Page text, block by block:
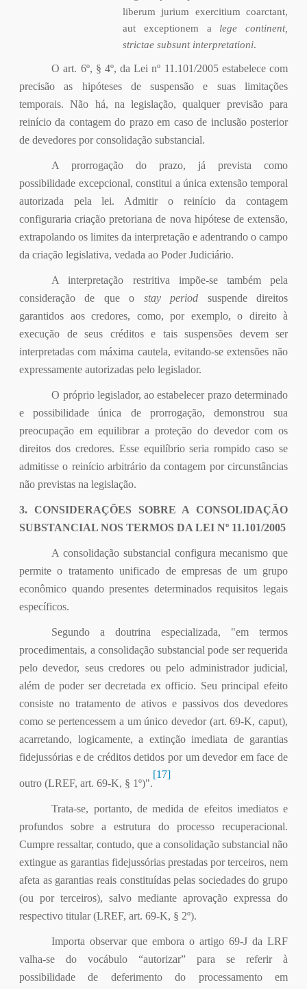
liberum jurium exercitium coarctant,
aut exceptionem a lege continent,
strictae subsunt interpretationi.
O art. 6º, § 4º, da Lei nº 11.101/2005 estabelece com
precisão as hipóteses de suspensão e suas limitações
temporais. Não há, na legislação, qualquer previsão para
reinício da contagem do prazo em caso de inclusão posterior
de devedores por consolidação substancial.
A prorrogação do prazo, já prevista como
possibilidade excepcional, constitui a única extensão temporal
autorizada pela lei. Admitir o reinício da contagem
configuraria criação pretoriana de nova hipótese de extensão,
extrapolando os limites da interpretação e adentrando o campo
da criação legislativa, vedada ao Poder Judiciário.
A interpretação restritiva impõe-se também pela
consideração de que o stay period suspende direitos
garantidos aos credores, como, por exemplo, o direito à
execução de seus créditos e tais suspensões devem ser
interpretadas com máxima cautela, evitando-se extensões não
expressamente autorizadas pelo legislador.
O próprio legislador, ao estabelecer prazo determinado
e possibilidade única de prorrogação, demonstrou sua
preocupação em equilibrar a proteção do devedor com os
direitos dos credores. Esse equilíbrio seria rompido caso se
admitisse o reinício arbitrário da contagem por circunstâncias
não previstas na legislação.
3. CONSIDERAÇÕES SOBRE A CONSOLIDAÇÃO
SUBSTANCIAL NOS TERMOS DA LEI Nº 11.101/2005
A consolidação substancial configura mecanismo que
permite o tratamento unificado de empresas de um grupo
econômico quando presentes determinados requisitos legais
específicos.
Segundo a doutrina especializada, "em termos
procedimentais, a consolidação substancial pode ser requerida
pelo devedor, seus credores ou pelo administrador judicial,
além de poder ser decretada ex officio. Seu principal efeito
consiste no tratamento de ativos e passivos dos devedores
como se pertencessem a um único devedor (art. 69-K, caput),
acarretando, logicamente, a extinção imediata de garantias
fidejussórias e de créditos detidos por um devedor em face de
outro (LREF, art. 69-K, § 1º)".
[17]
Trata-se, portanto, de medida de efeitos imediatos e
profundos sobre a estrutura do processo recuperacional.
Cumpre ressaltar, contudo, que a consolidação substancial não
extingue as garantias fidejussórias prestadas por terceiros, nem
afeta as garantias reais constituídas pelas sociedades do grupo
(ou por terceiros), salvo mediante aprovação expressa do
respectivo titular (LREF, art. 69-K, § 2º).
Importa observar que embora o artigo 69-J da LRF
valha-se do vocábulo “autorizar” para se referir à
possibilidade de deferimento do processamento em